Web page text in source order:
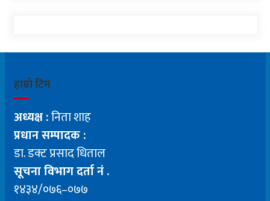
हाम्रो टिम
अध्यक्ष :निता शाह
प्रधान सम्पादक :
डा. डक्ट प्रसाद धिताल
सूचना विभाग दर्ता नं .
१४३४/०७६–०७७